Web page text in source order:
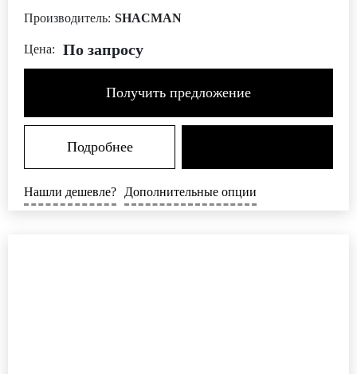
Производитель: SHACMAN
Цена: По запросу
Получить предложение
Подробнее
Нашли дешевле? Дополнительные опции